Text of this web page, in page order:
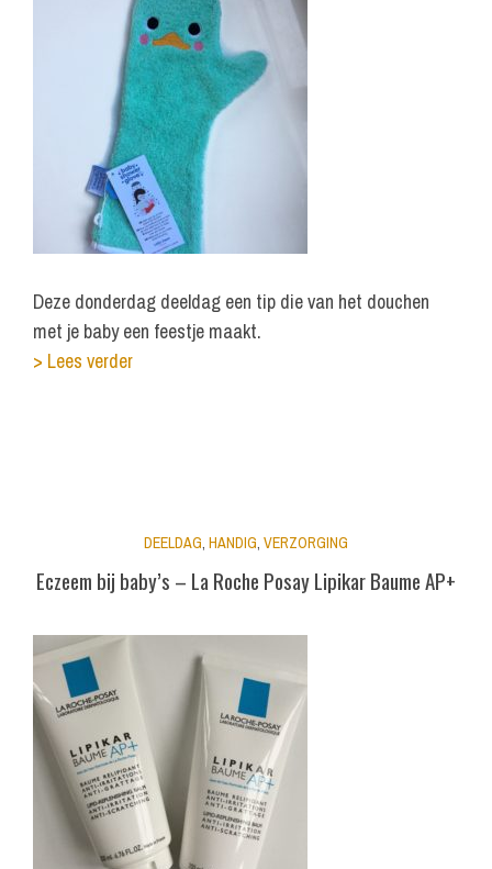
Deze donderdag deeldag een tip die van het douchen
met je baby een feestje maakt.
> Lees verder
DEELDAG HANDIG VERZORGING
Eczeem bij baby’s – La Roche Posay Lipikar Baume AP+